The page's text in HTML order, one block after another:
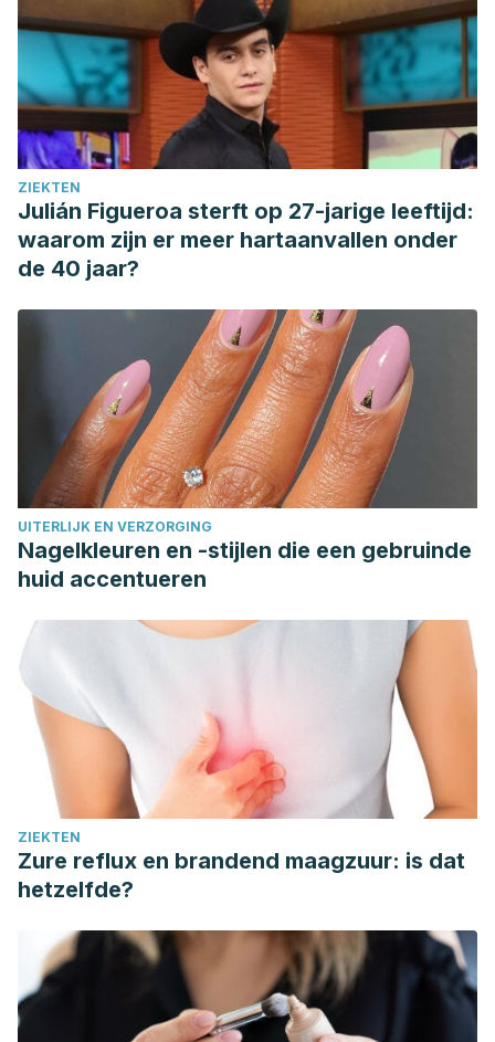
Chachapoyas-2014.” (2015).
ZIEKTEN
Julián Figueroa sterft op 27-jarige leeftijd:
waarom zijn er meer hartaanvallen onder
de 40 jaar?
UITERLIJK EN VERZORGING
Nagelkleuren en -stijlen die een gebruinde
huid accentueren
ZIEKTEN
Zure reflux en brandend maagzuur: is dat
hetzelfde?